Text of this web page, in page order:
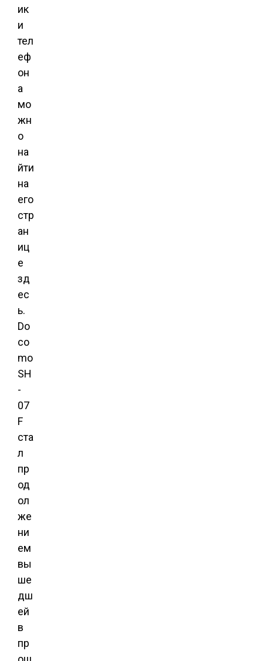
ик
и
тел
еф
он
а
мо
жн
о
на
йти
на
его
стр
ан
иц
е
зд
ес
ь.
Do
co
mo
SH
-
07
F
ста
л
пр
од
ол
же
ни
ем
вы
ше
дш
ей
в
пр